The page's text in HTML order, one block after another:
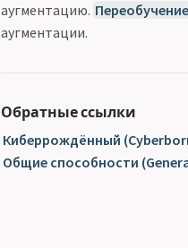
аугментацию. Переобучение
аугментации.
Обратные ссылки
Киберрождённый
Общие способности